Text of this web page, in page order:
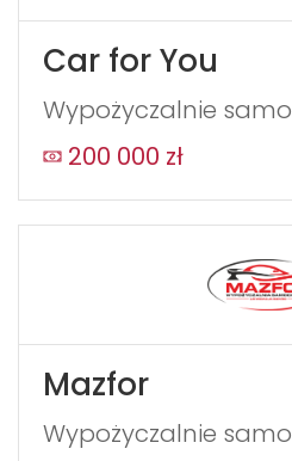
Car for You
Wypożyczalnie
200 000 zł
Mazfor
Wypożyczalnie